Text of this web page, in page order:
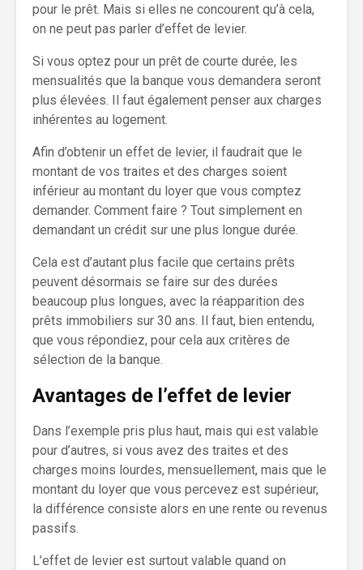
pour le prêt. Mais si elles ne concourent qu’à cela,
on ne peut pas parler d’effet de levier.
Si vous optez pour un prêt de courte durée, les
mensualités que la banque vous demandera seront
plus élevées. Il faut également penser aux charges
inhérentes au logement.
Afin d’obtenir un effet de levier, il faudrait que le
montant de vos traites et des charges soient
inférieur au montant du loyer que vous comptez
demander. Comment faire ? Tout simplement en
demandant un crédit sur une plus longue durée.
Cela est d’autant plus facile que certains prêts
peuvent désormais se faire sur des durées
beaucoup plus longues, avec la réapparition des
prêts immobiliers sur 30 ans. Il faut, bien entendu,
que vous répondiez, pour cela aux critères de
sélection de la banque.
Avantages de l’effet de levier
Dans l’exemple pris plus haut, mais qui est valable
pour d’autres, si vous avez des traites et des
charges moins lourdes, mensuellement, mais que le
montant du loyer que vous percevez est supérieur,
la différence consiste alors en une rente ou revenus
passifs.
L’effet de levier est surtout valable quand on